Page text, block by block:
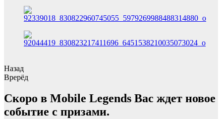
Назад
Врерёд
Скоро в Mobile Legends Вас ждет новое
событие с призами.